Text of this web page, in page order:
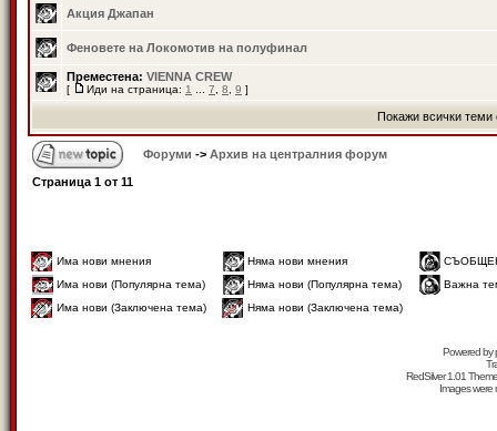
Акция Джапан
Феновете на Локомотив на полуфинал
Преместена: VIENNA CREW
[ Иди на страница: 1 7 8 9 ]
Покажи всички теми
Форуми -> Архив на централния форум
Страница 1 от 11
Има нови мнения Няма нови мнения
Има нови (Популярна тема)
Няма нови (Популярна тема)
Важна
Има нови (Заключена тема)
Няма нови (Заключена тема)
Powered by
RedSilver 1.01
Images were